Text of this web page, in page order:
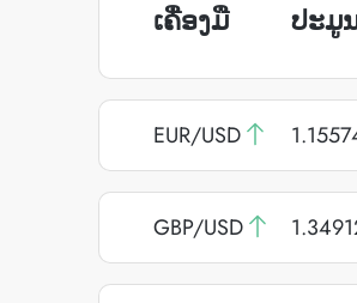
ເຄື່ອງມື ປະມູ
EUR/USD
GBP/USD